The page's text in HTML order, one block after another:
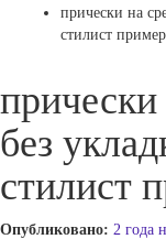
прически на
стилист
без
стилист
Опубликовано: 2 года